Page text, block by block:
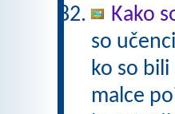
Kako
so
ko so
malce